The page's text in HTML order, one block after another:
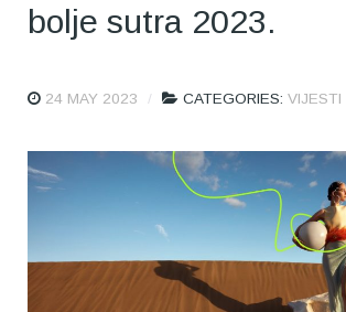
bolje sutra 2023.
24 MAY 2023 CATEGORIES: VIJESTI